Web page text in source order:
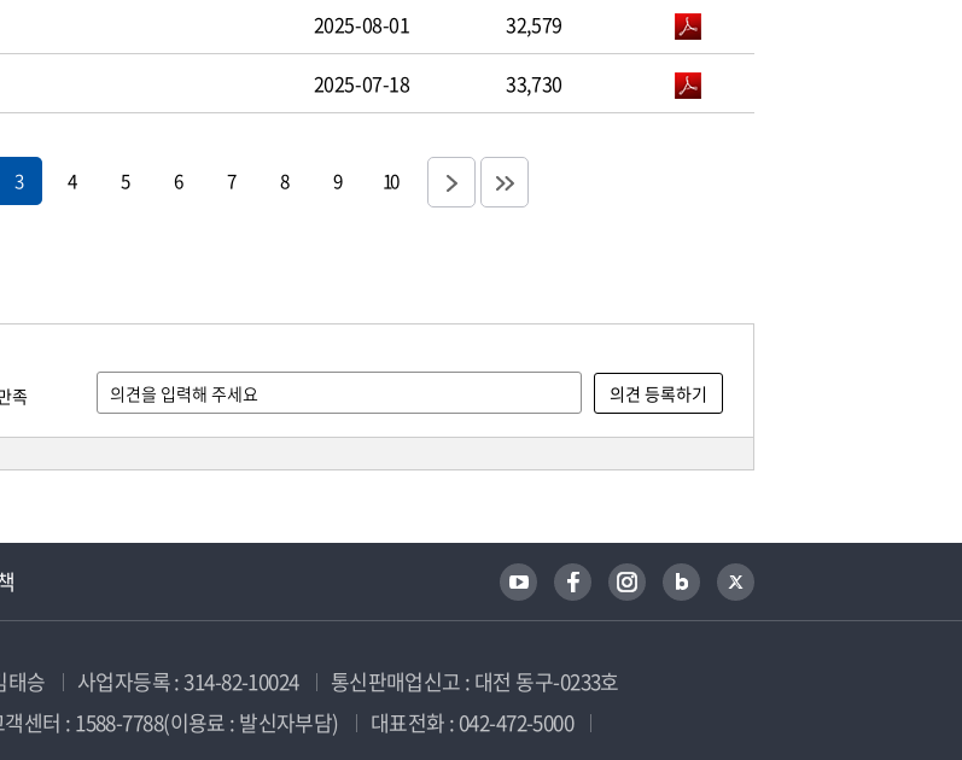
2025-08-01 32,579
2025-07-18 33,730
3 4 5 6 7 8 9 10
족
태승 사업자등록 : 314-82-10024
통신판매업신고 : 대전 동구-0233호
객센터 : 1588-7788(이용료 : 발신자부담)
대표전화 : 042-472-5000